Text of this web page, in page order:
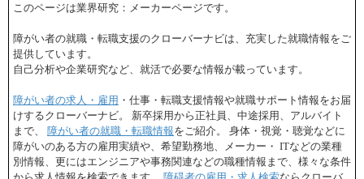
このページは業界研究：メーカーページです。
障がい者の就職・転職支援のクローバーナビは、充実した就職情報をご
提供しています。
自己分析や企業研究など、就活で必要な情報が載っています。
障がい者の求人・雇用 ・仕事・転職支援情報や就職サポート情報をお届
けするクローバーナビ。 新卒採用から正社員、中途採用、アルバイト
まで、 障がい者の就職・転職情報をご紹介。 身体・視覚・聴覚などに
障がいのある方の雇用実績や、希望勤務地、メーカー・ ITなどの業種
別情報、更にはエンジニアや事務関連などの職種情報まで、様々な条件